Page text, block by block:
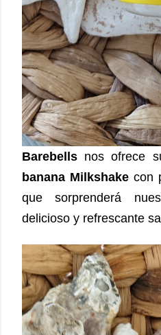
Barebells nos ofrece
banana Milkshakecon
que sorprenderá
delicioso y refrescante